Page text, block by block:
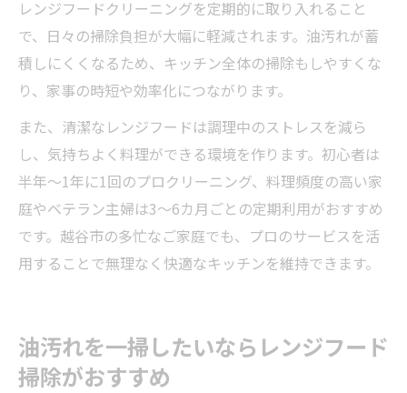
と実感談
リピートしたくなるレンジフードクリーニ
ングの満足感
レンジフードクリーニングを定期的に取り入れること
で、日々の掃除負担が大幅に軽減されます。油汚れが蓄
積しにくくなるため、キッチン全体の掃除もしやすくな
り、家事の時短や効率化につながります。
また、清潔なレンジフードは調理中のストレスを減ら
し、気持ちよく料理ができる環境を作ります。初心者は
半年～1年に1回のプロクリーニング、料理頻度の高い家
庭やベテラン主婦は3～6カ月ごとの定期利用がおすすめ
です。越谷市の多忙なご家庭でも、プロのサービスを活
用することで無理なく快適なキッチンを維持できます。
油汚れを一掃したいならレンジフード
掃除がおすすめ